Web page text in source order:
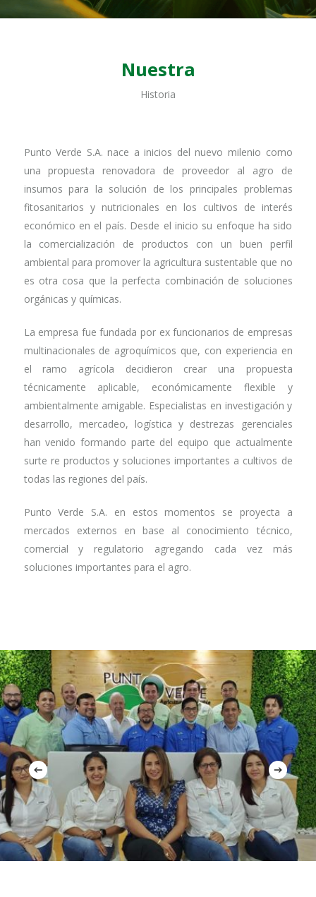
Nuestra
Historia
Punto Verde S.A. nace a inicios del nuevo milenio como
una propuesta renovadora de proveedor al agro de
insumos para la solución de los principales problemas
fitosanitarios y nutricionales en los cultivos de interés
económico en el país. Desde el inicio su enfoque ha sido
la comercialización de productos con un buen perfil
ambiental para promover la agricultura sustentable que no
es otra cosa que la perfecta combinación de soluciones
orgánicas y químicas.
La empresa fue fundada por ex funcionarios de empresas
multinacionales de agroquímicos que, con experiencia en
el ramo agrícola decidieron crear una propuesta
técnicamente aplicable, económicamente flexible y
ambientalmente amigable. Especialistas en investigación y
desarrollo, mercadeo, logística y destrezas gerenciales
han venido formando parte del equipo que actualmente
surte re productos y soluciones importantes a cultivos de
todas las regiones del país.
Punto Verde S.A. en estos momentos se proyecta a
mercados externos en base al conocimiento técnico,
comercial y regulatorio agregando cada vez más
soluciones importantes para el agro.